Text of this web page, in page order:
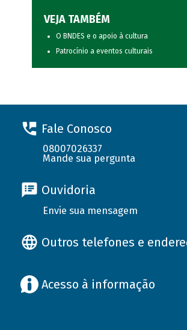
VEJA TAMBÉM
O BNDES e o apoio à cultura
Patrocínio a eventos culturais
Fale Conosco
08007026337
Mande sua pergunta
Ouvidoria
Envie sua mensagem
Outros telefones e
Acesso à informação